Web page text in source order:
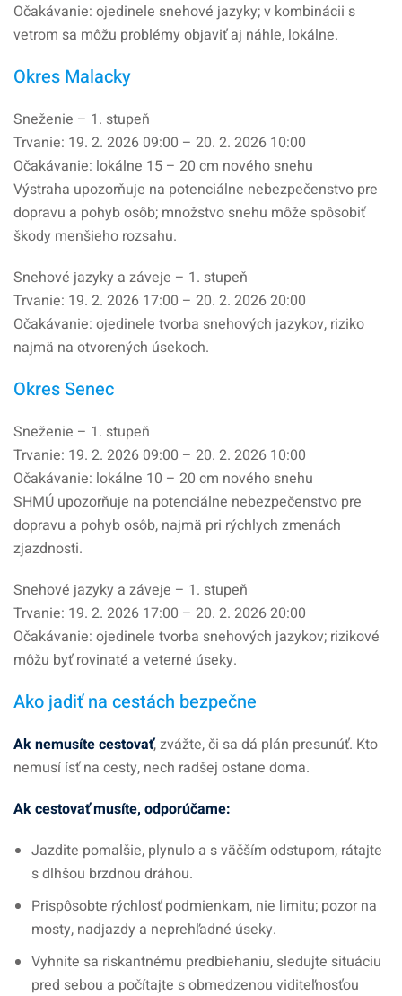
Očakávanie: ojedinele snehové jazyky; v kombinácii s
vetrom sa môžu problémy objaviť aj náhle, lokálne.
Okres Malacky
Sneženie – 1. stupeň
Trvanie: 19. 2. 2026 09:00 – 20. 2. 2026 10:00
Očakávanie: lokálne 15 – 20 cm nového snehu
Výstraha upozorňuje na potenciálne nebezpečenstvo pre
dopravu a pohyb osôb; množstvo snehu môže spôsobiť
škody menšieho rozsahu.
Snehové jazyky a záveje – 1. stupeň
Trvanie: 19. 2. 2026 17:00 – 20. 2. 2026 20:00
Očakávanie: ojedinele tvorba snehových jazykov, riziko
najmä na otvorených úsekoch.
Okres Senec
Sneženie – 1. stupeň
Trvanie: 19. 2. 2026 09:00 – 20. 2. 2026 10:00
Očakávanie: lokálne 10 – 20 cm nového snehu
SHMÚ upozorňuje na potenciálne nebezpečenstvo pre
dopravu a pohyb osôb, najmä pri rýchlych zmenách
zjazdnosti.
Snehové jazyky a záveje – 1. stupeň
Trvanie: 19. 2. 2026 17:00 – 20. 2. 2026 20:00
Očakávanie: ojedinele tvorba snehových jazykov; rizikové
môžu byť rovinaté a veterné úseky.
Ako jadiť na cestách bezpečne
Ak nemusíte cestovať, zvážte, či sa dá plán presunúť. Kto
nemusí ísť na cesty, nech radšej ostane doma.
Akcestovať musíte, odporúčame:
Jazdite pomalšie, plynulo a s väčším odstupom, rátajte
s dlhšou brzdnou dráhou.
Prispôsobte rýchlosť podmienkam, nie limitu; pozor na
mosty, nadjazdy a neprehľadné úseky.
Vyhnite sa riskantnému predbiehaniu, sledujte situáciu
pred sebou a počítajte s obmedzenou viditeľnosťou